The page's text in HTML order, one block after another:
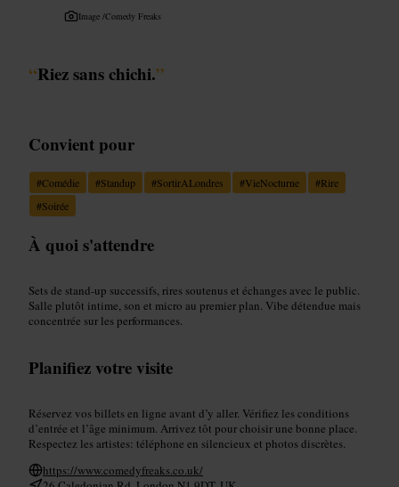
Image /Comedy Freaks
“Riez sans chichi.”
Convient pour
#Comédie #Standup #SortirALondres #VieNocturne #Rire
#Soirée
À quoi s'attendre
Sets de stand-up successifs, rires soutenus et échanges avec le public.
Salle plutôt intime, son et micro au premier plan. Vibe détendue mais
concentrée sur les performances.
Planifiez votre visite
Réservez vos billets en ligne avant d’y aller. Vérifiez les conditions
d’entrée et l’âge minimum. Arrivez tôt pour choisir une bonne place.
Respectez les artistes: téléphone en silencieux et photos discrètes.
https://www.comedyfreaks.co.uk/